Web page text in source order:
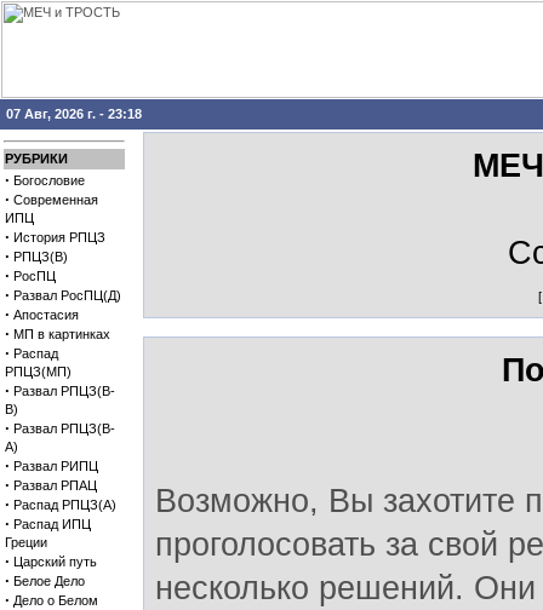
07 Авг, 2026 г. - 23:18
РУБРИКИ
· Богословие
· Современная
ИПЦ
· История РПЦЗ
· РПЦЗ(В)
· РосПЦ
· Развал РосПЦ(Д)
· Апостасия
· МП в картинках
· Распад
РПЦЗ(МП)
· Развал РПЦЗ(В-
В)
· Развал РПЦЗ(В-
А)
· Развал РИПЦ
· Развал РПАЦ
· Распад РПЦЗ(А)
· Распад ИПЦ
Греции
· Царский путь
· Белое Дело
· Дело о Белом
Возможно, Вы захотите
проголосовать за свой
несколько решений.